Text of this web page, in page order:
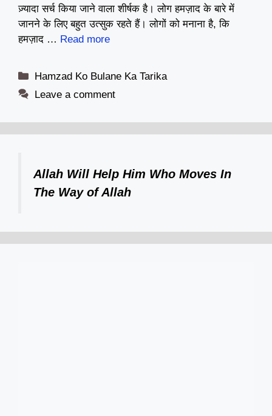
ज़्यादा सर्च किया जाने वाला शीर्षक है। लोग हमज़ाद के बारे में
जानने के लिए बहुत उत्सुक रहते हैं। लोगों को मनाना है, कि
हमज़ाद … Read more
Categories
Hamzad Ko Bulane Ka Tarika
Leave a comment
Allah Will Help Him Who Moves In
The Way of Allah